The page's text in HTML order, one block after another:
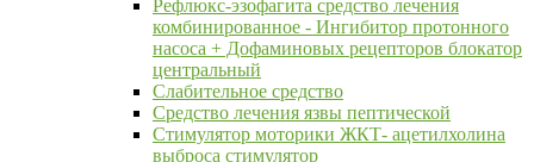
Рефлюкс-эзофагита средство лечения
комбинированное - Ингибитор протонного
насоса + Дофаминовых рецепторов блокатор
центральный
Слабительное средство
Средство лечения язвы пептической
Стимулятор моторики ЖКТ- ацетилхолина
выброса стимулятор